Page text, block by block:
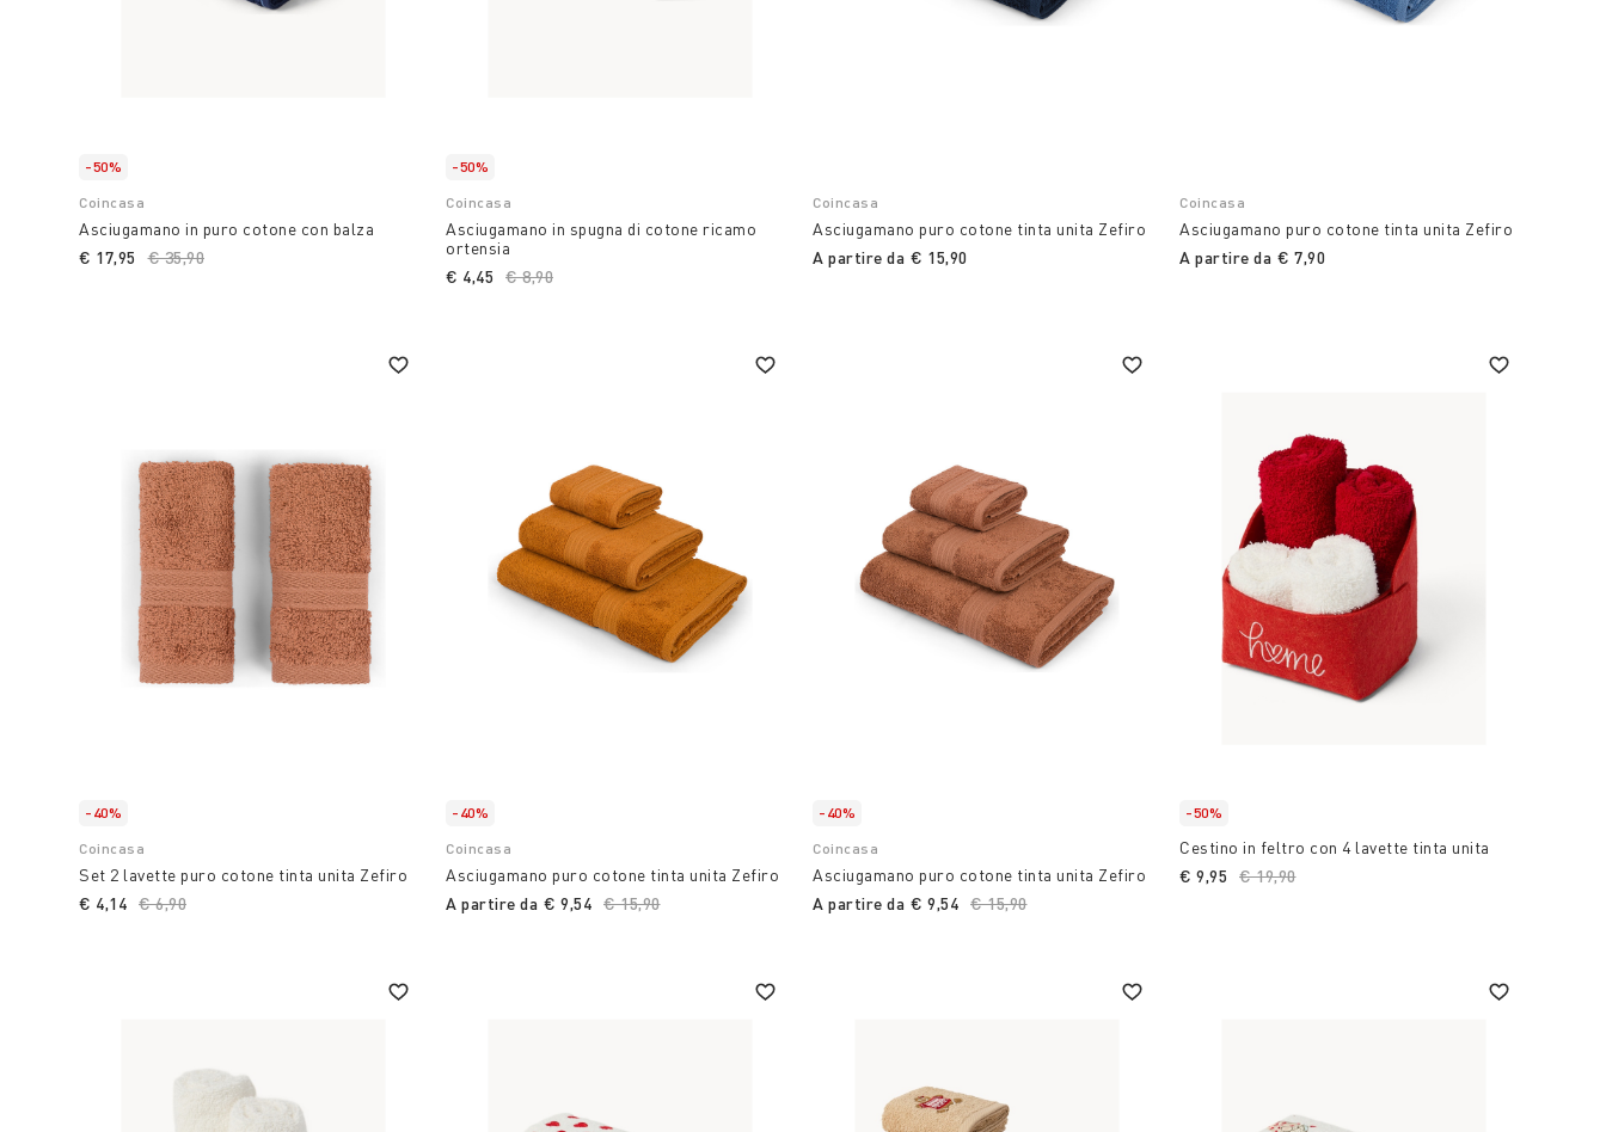
-50%
Coincasa
Asciugamano in puro cotone con balza
Price reduced from
€ 35,90
€ 17,95
-50%
Coincasa
Asciugamano in spugna di cotone ricamo
ortensia
Price reduced from
€ 8,90
€ 4,45
Coincasa
Asciugamano puro cotone tinta unita Zefiro
A partire da € 15,90
Coincasa
Asciugamano puro cotone tinta unita Zefiro
A partire da € 7,90
-40%
Coincasa
Set 2 lavette puro cotone tinta unita Zefiro
Price reduced from
€ 6,90
€ 4,14
-40%
Coincasa
Asciugamano puro cotone tinta unita Zefiro
A partire da
Price reduced from
€ 15,90to
€ 9,54
-40%
Coincasa
Asciugamano puro cotone tinta unita Zefiro
A partire da
Price reduced from
€ 15,90to
€ 9,54
-50%
Cestino in feltro con 4 lavette tinta unita
Price reduced from
€ 19,90to
€ 9,95